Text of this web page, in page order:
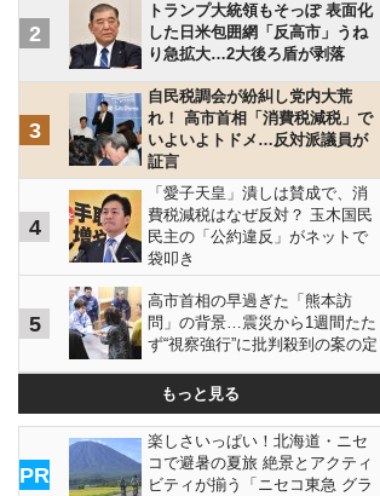
2
トランプ大統領もそっぽ 表面化
した日米包囲網「反高市」うね
り急拡大…2大後ろ盾が剥落
3
自民税調会が紛糾し党内大荒
れ！ 高市首相「消費税減税」で
いよいよトドメ…反対派議員が
証言
4
「愛子天皇」潰しは賛成で、消
費税減税はなぜ反対？ 玉木国民
民主の「公約違反」がネットで
袋叩き
5
高市首相の早過ぎた「熊本訪
問」の背景…震災から1週間たた
ず“視察強行”に批判殺到の案の定
もっと見る
PR
楽しさいっぱい！北海道・ニセ
コで避暑の夏旅 絶景とアクティ
ビティが揃う「ニセコ東急 グラ